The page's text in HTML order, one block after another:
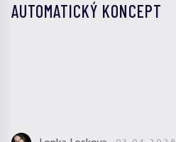
AUTOMATICKÝ KONCEPT